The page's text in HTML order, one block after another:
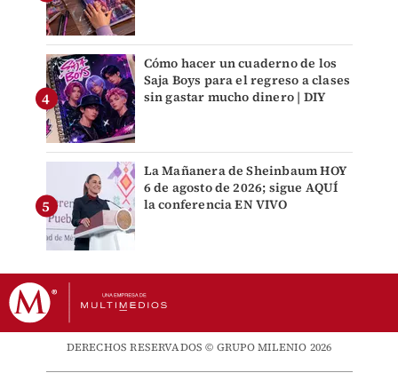
Cómo hacer un cuaderno de los
Saja Boys para el regreso a clases
sin gastar mucho dinero | DIY
La Mañanera de Sheinbaum HOY
6 de agosto de 2026; sigue AQUÍ
la conferencia EN VIVO
DERECHOS RESERVADOS © GRUPO MILENIO 2026